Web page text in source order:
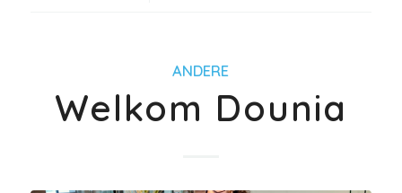
ANDERE
Welkom Dounia